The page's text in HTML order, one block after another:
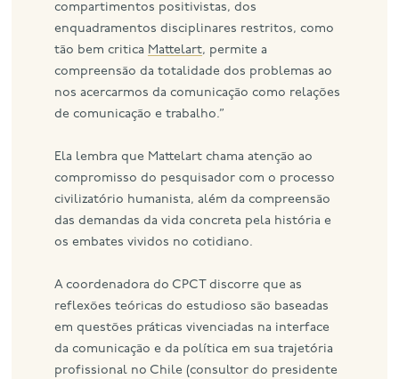
compartimentos positivistas, dos
enquadramentos disciplinares restritos, como
tão bem critica Mattelart, permite a
compreensão da totalidade dos problemas ao
nos acercarmos da comunicação como relações
de comunicação e trabalho.”
Ela lembra que Mattelart chama atenção ao
compromisso do pesquisador com o processo
civilizatório humanista, além da compreensão
das demandas da vida concreta pela história e
os embates vividos no cotidiano.
A coordenadora do CPCT discorre que as
reflexões teóricas do estudioso são baseadas
em questões práticas vivenciadas na interface
da comunicação e da política em sua trajetória
profissional no Chile (consultor do presidente